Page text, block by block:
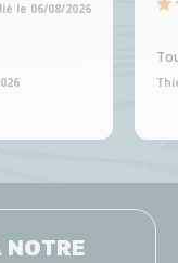
le 06/08/2026